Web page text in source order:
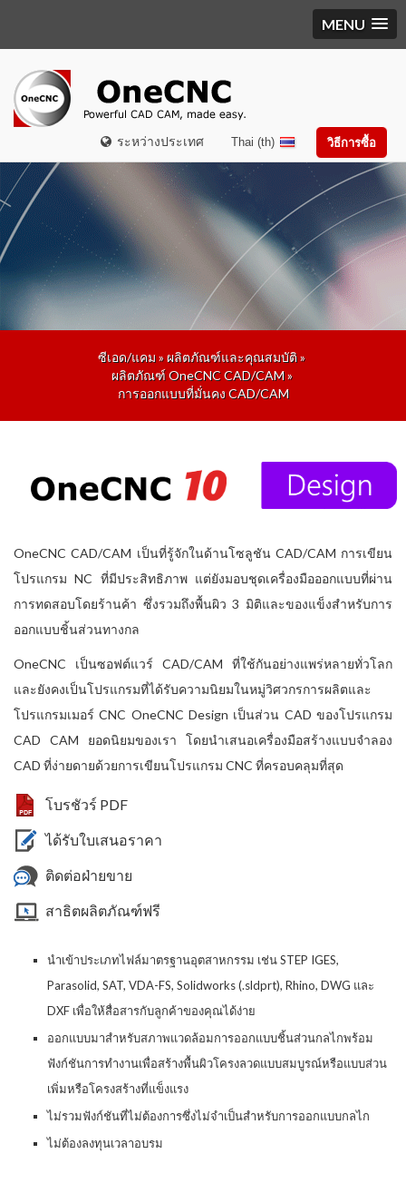
MENU
ระหว่างประเทศ วิธีการซื้อ
Thai (th)
ซีเอด/แคม» ผลิตภัณฑ์และคุณสมบัติ»
ผลิตภัณฑ์ OneCNC CAD/CAM»
การออกแบบที่มั่นคง CAD/CAM
OneCNC CAD/CAM เป็นที่รู้จักในด้านโซลูชัน CAD/CAM การเขียน
โปรแกรม NC ที่มีประสิทธิภาพ แต่ยังมอบชุดเครื่องมือออกแบบที่ผ่าน
การทดสอบโดยร้านค้า ซึ่งรวมถึงพื้นผิว 3 มิติและของแข็งสำหรับการ
ออกแบบชิ้นส่วนทางกล
OneCNC เป็นซอฟต์แวร์ CAD/CAM ที่ใช้กันอย่างแพร่หลายทั่วโลก
และยังคงเป็นโปรแกรมที่ได้รับความนิยมในหมู่วิศวกรการผลิตและ
โปรแกรมเมอร์ CNC OneCNC Design เป็นส่วน CAD ของโปรแกรม
CAD CAM ยอดนิยมของเรา โดยนำเสนอเครื่องมือสร้างแบบจำลอง
CAD ที่ง่ายดายด้วยการเขียนโปรแกรม CNC ที่ครอบคลุมที่สุด
โบรชัวร์ PDF
ได้รับใบเสนอราคา
ติดต่อฝ่ายขาย
สาธิตผลิตภัณฑ์ฟรี
นำเข้าประเภทไฟล์มาตรฐานอุตสาหกรรม เช่น STEP IGES,
Parasolid, SAT, VDA-FS, Solidworks (.sldprt), Rhino, DWG และ
DXF เพื่อให้สื่อสารกับลูกค้าของคุณได้ง่าย
ออกแบบมาสำหรับสภาพแวดล้อมการออกแบบชิ้นส่วนกลไกพร้อม
ฟังก์ชันการทำงานเพื่อสร้างพื้นผิวโครงลวดแบบสมบูรณ์หรือแบบส่วน
เพิ่มหรือโครงสร้างที่แข็งแรง
ไม่รวมฟังก์ชันที่ไม่ต้องการซึ่งไม่จำเป็นสำหรับการออกแบบกลไก
ไม่ต้องลงทุนเวลาอบรม